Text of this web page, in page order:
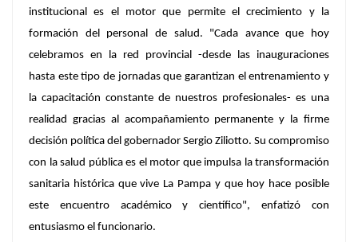
institucional es el motor que permite el crecimiento y la
formación del personal de salud. "Cada avance que hoy
celebramos en la red provincial -desde las inauguraciones
hasta este tipo de jornadas que garantizan el entrenamiento y
la capacitación constante de nuestros profesionales- es una
realidad gracias al acompañamiento permanente y la firme
decisión política del gobernador Sergio Ziliotto. Su compromiso
con la salud pública es el motor que impulsa la transformación
sanitaria histórica que vive La Pampa y que hoy hace posible
este encuentro académico y científico", enfatizó con
entusiasmo el funcionario.